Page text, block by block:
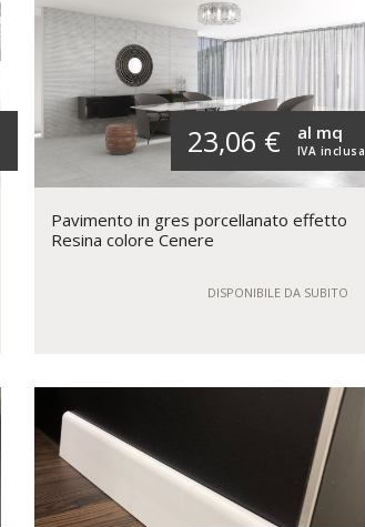
23,06 € IVA inclusa
al mq
Pavimento in gres porcellanato effetto
Resina colore Cenere
DISPONIBILE DA SUBITO